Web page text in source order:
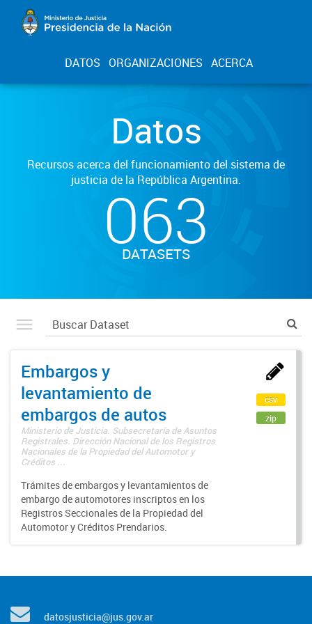
DATOS ORGANIZACIONES ACERCA
Datos
Recursos acerca del funcionamiento del sistema de
justicia de la República Argentina.
063
DATASETS
Embargos y
levantamiento de
embargos de autos
Ministerio de Justicia. Subsecretaría de Asuntos
Registrales. Dirección Nacional de los Registros
Nacionales de la Propiedad del Automotor y
Créditos ...
Trámites de embargos y levantamientos de
embargo de automotores inscriptos en los
Registros Seccionales de la Propiedad del
Automotor y Créditos Prendarios.
csv
zip
datosjusticia@jus.gov.ar